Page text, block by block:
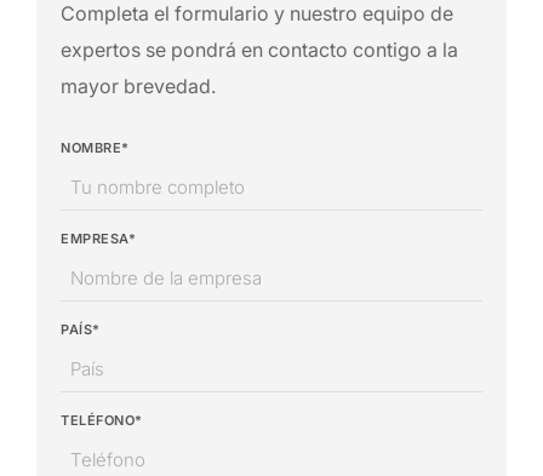
Completa el formulario y nuestro equipo de
expertos se pondrá en contacto contigo a la
mayor brevedad.
NOMBRE*
EMPRESA*
PAÍS*
TELÉFONO*